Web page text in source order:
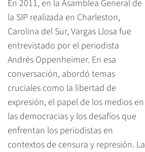
En 2011, en la Asamblea General de
la SIP realizada en Charleston,
Carolina del Sur, Vargas Llosa fue
entrevistado por el periodista
Andrés Oppenheimer. En esa
conversación, abordó temas
cruciales como la libertad de
expresión, el papel de los medios en
las democracias y los desafíos que
enfrentan los periodistas en
contextos de censura y represión. La